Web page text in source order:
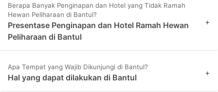
Berapa Banyak Penginapan dan Hotel yang Tidak Ramah
Hewan Peliharaan di Bantul?
Presentase Penginapan dan Hotel Ramah Hewan
Peliharaan di Bantul
+
Apa Tempat yang Wajib Dikunjungi di Bantul?
Hal yang dapat dilakukan di Bantul +